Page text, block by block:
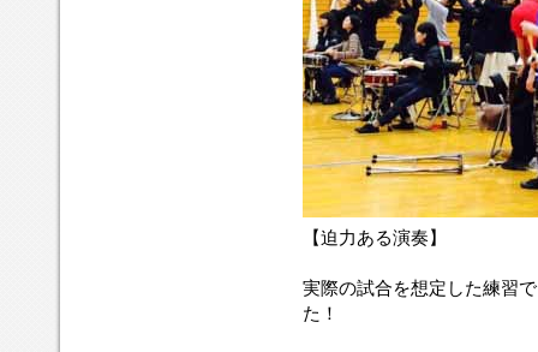
【迫力ある演奏】
実際の試合を想定した練習
た！